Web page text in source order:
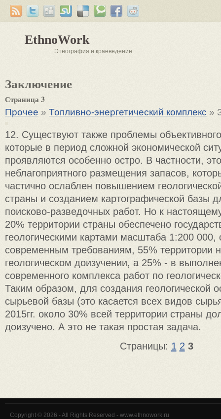
EthnoWork
Этнография и краеведение
Заключение
Страница 3
Прочее » Топливно-энергетический комплекс »
12. Существуют также проблемы
которые в период сложной экономической
проявляются особенно остро. В частности,
неблагоприятного размещения запасов,
частично ослаблен повышением
страны и созданием картографической базы
поисково-разведочных работ. Но к
20% территории страны обеспечено
геологическими картами масштаба 1:200
современным требованиям, 55% территории
геологическом доизучении, а 25% - в
современного комплекса работ по
Таким образом, для создания геологической
сырьевой базы (это касается всех видов
2015гг. около 30% всей территории страны
доизучено. А это не такая простая задача.
Страницы: 1 2 3
Copyright © 2026 - All Rights Reserved - www.ethnowork.ru